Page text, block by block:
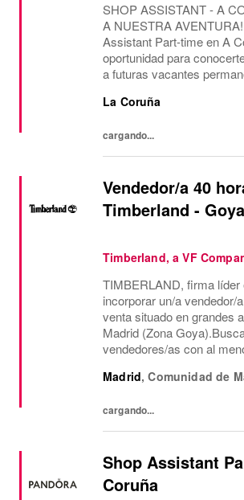
SHOP ASSISTANT - A
A NUESTRA
Assistant Part-time en A
oportunidad para
a futuras vacantes
Assistant, en marcas con
La Coruña
cargando...
Vendedor/a 40
Timberland -
Timberland, a VF
TIMBERLAND, firma líder
incorporar un/a vendedor/
venta situado en grandes
Madrid (Zona
vendedores/as con al
de objetivos comerciales,
Madrid,Comunidad de
cargando...
Shop Assistant
Coruña